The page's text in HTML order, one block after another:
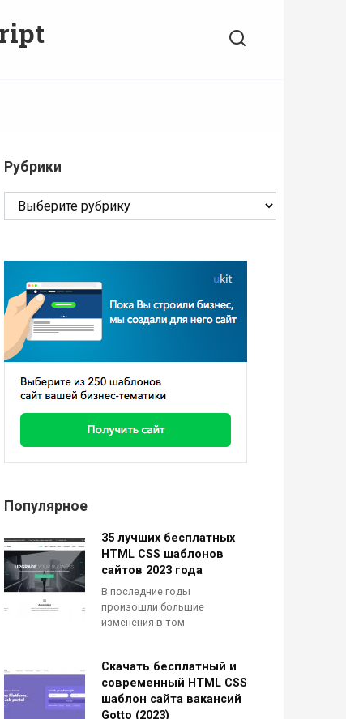
Рубрики
Рубрики
Популярное
35 лучших бесплатных
HTML CSS шаблонов
сайтов 2023 года
В последние годы
произошли большие
изменения в том
Скачать бесплатный и
современный HTML CSS
шаблон сайта вакансий
Gotto (2023)